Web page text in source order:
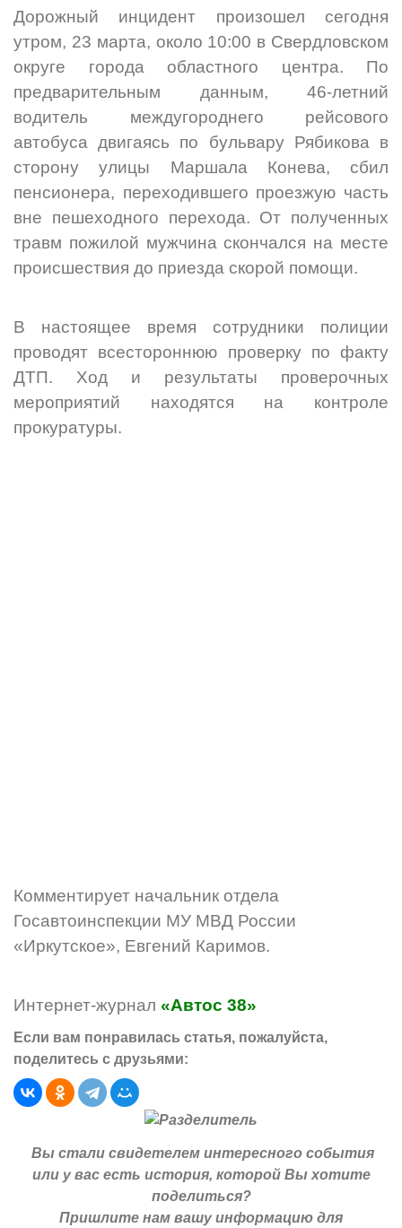
Дорожный инцидент произошел сегодня
утром, 23 марта, около 10:00 в Свердловском
округе города областного центра. По
предварительным данным, 46-летний
водитель междугороднего рейсового
автобуса двигаясь по бульвару Рябикова в
сторону улицы Маршала Конева, сбил
пенсионера, переходившего проезжую часть
вне пешеходного перехода. От полученных
травм пожилой мужчина скончался на месте
происшествия до приезда скорой помощи.
В настоящее время сотрудники полиции
проводят всестороннюю проверку по факту
ДТП. Ход и результаты проверочных
мероприятий находятся на контроле
прокуратуры.
Комментирует начальник отдела
Госавтоинспекции МУ МВД России
«Иркутское», Евгений Каримов.
Интернет-журнал «Автос 38»
Если вам понравилась статья, пожалуйста,
поделитесь с друзьями:
Вы стали свидетелем интересного события
или у вас есть история, которой Вы хотите
поделиться?
Пришлите нам вашу информацию для